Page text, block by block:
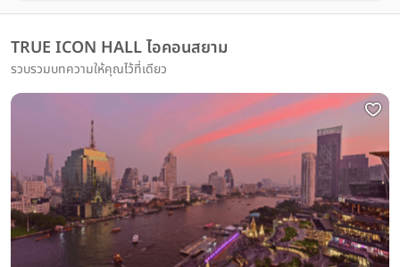
TRUE ICON HALL ไอคอนสยาม
รวบรวมบทความให้คุณไว้ที่เดียว